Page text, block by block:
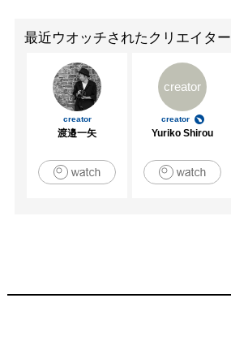
最近ウオッチされたクリエイター
creator
渡邉一矢
creator
creator
Yuriko Shirou